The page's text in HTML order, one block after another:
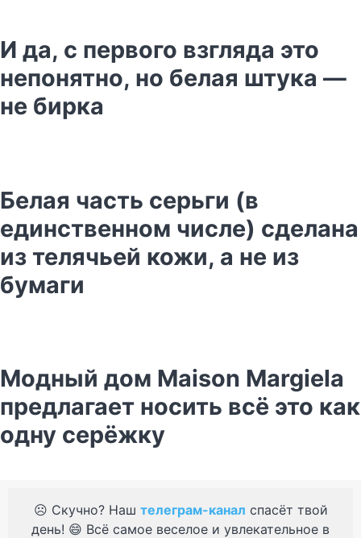
И да, с первого взгляда это
непонятно, но белая штука —
не бирка
Белая часть серьги (в
единственном числе) сделана
из телячьей кожи, а не из
бумаги
Модный дом Maison Margiela
предлагает носить всё это как
одну серёжку
☹️ Скучно? Наш телеграм-канал спасёт твой
день! 😄 Всё самое веселое и увлекательное в